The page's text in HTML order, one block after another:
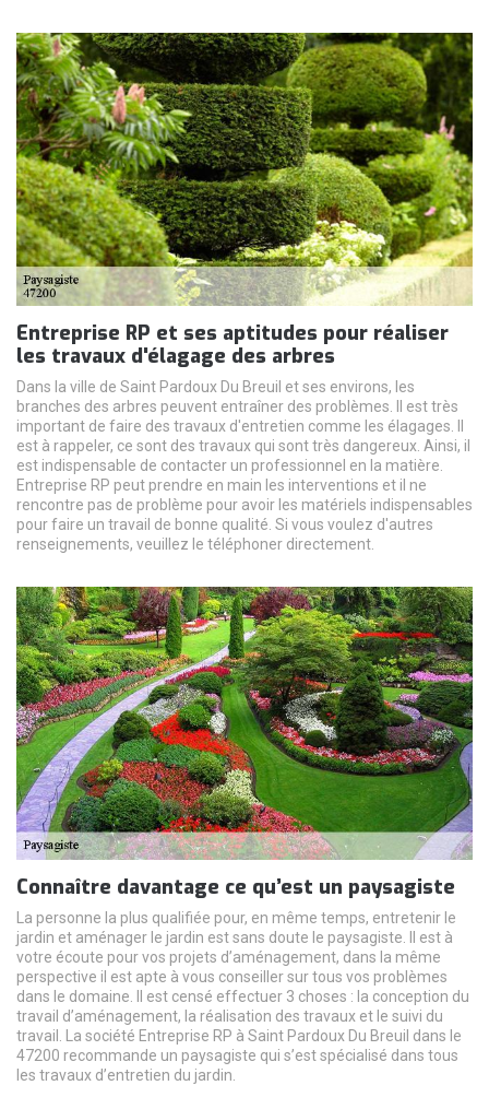
Entreprise RP et ses aptitudes pour réaliser
les travaux d'élagage des arbres
Dans la ville de Saint Pardoux Du Breuil et ses environs, les
branches des arbres peuvent entraîner des problèmes. Il est très
important de faire des travaux d'entretien comme les élagages. Il
est à rappeler, ce sont des travaux qui sont très dangereux. Ainsi, il
est indispensable de contacter un professionnel en la matière.
Entreprise RP peut prendre en main les interventions et il ne
rencontre pas de problème pour avoir les matériels indispensables
pour faire un travail de bonne qualité. Si vous voulez d'autres
renseignements, veuillez le téléphoner directement.
Connaître davantage ce qu’est un paysagiste
La personne la plus qualifiée pour, en même temps, entretenir le
jardin et aménager le jardin est sans doute le paysagiste. Il est à
votre écoute pour vos projets d’aménagement, dans la même
perspective il est apte à vous conseiller sur tous vos problèmes
dans le domaine. Il est censé effectuer 3 choses : la conception du
travail d’aménagement, la réalisation des travaux et le suivi du
travail. La société Entreprise RP à Saint Pardoux Du Breuil dans le
47200 recommande un paysagiste qui s’est spécialisé dans tous
les travaux d’entretien du jardin.